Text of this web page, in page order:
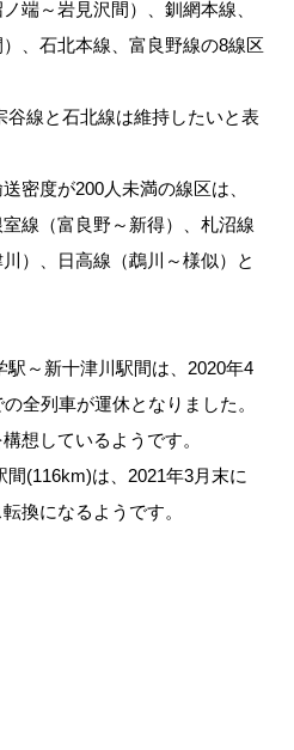
端～岩見沢間）、釧網本線、
、石北本線、富良野線の8線区
谷線と石北線は維持したいと表
密度が200人未満の線区は、
線（富良野～新得）、札沼線
）、日高線（鵡川～様似）と
～新十津川駅間は、2020年4
全列車が運休となりました。
想しているようです。
(116km)は、2021年3月末に
換になるようです。